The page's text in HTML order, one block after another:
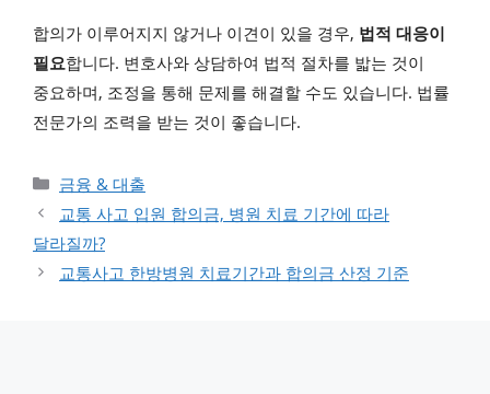
합의가 이루어지지 않거나 이견이 있을 경우, 법적 대응이
필요합니다. 변호사와 상담하여 법적 절차를 밟는 것이
중요하며, 조정을 통해 문제를 해결할 수도 있습니다. 법률
전문가의 조력을 받는 것이 좋습니다.
카테고리
금융 & 대출
교통 사고 입원 합의금, 병원 치료 기간에 따라
달라질까?
교통사고 한방병원 치료기간과 합의금 산정 기준